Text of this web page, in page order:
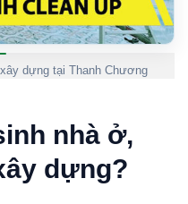
dựng tại Thanh Chương
nhà ở,
dựng?